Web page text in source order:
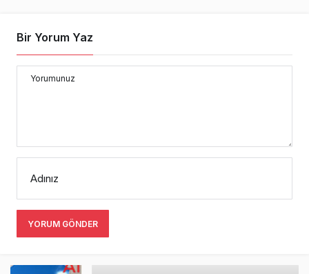
Bir Yorum Yaz
Yorumunuz
Adınız
YORUM GÖNDER